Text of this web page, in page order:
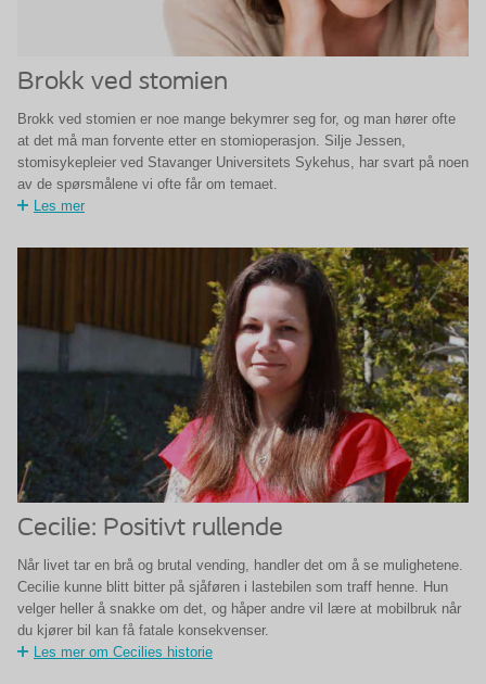
Brokk ved stomien
Brokk ved stomien er noe mange bekymrer seg for, og man hører ofte
at det må man forvente etter en stomioperasjon. Silje Jessen,
stomisykepleier ved Stavanger Universitets Sykehus, har svart på noen
av de spørsmålene vi ofte får om temaet.
Les mer
Cecilie: Positivt rullende
Når livet tar en brå og brutal vending, handler det om å se mulighetene.
Cecilie kunne blitt bitter på sjåføren i lastebilen som traff henne. Hun
velger heller å snakke om det, og håper andre vil lære at mobilbruk når
du kjører bil kan få fatale konsekvenser.
Les mer om Cecilies historie